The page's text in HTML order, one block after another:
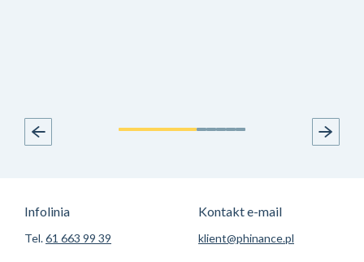
Infolinia
Tel.61 663 99 39
Kontakt e-mail
klient@phinance.pl